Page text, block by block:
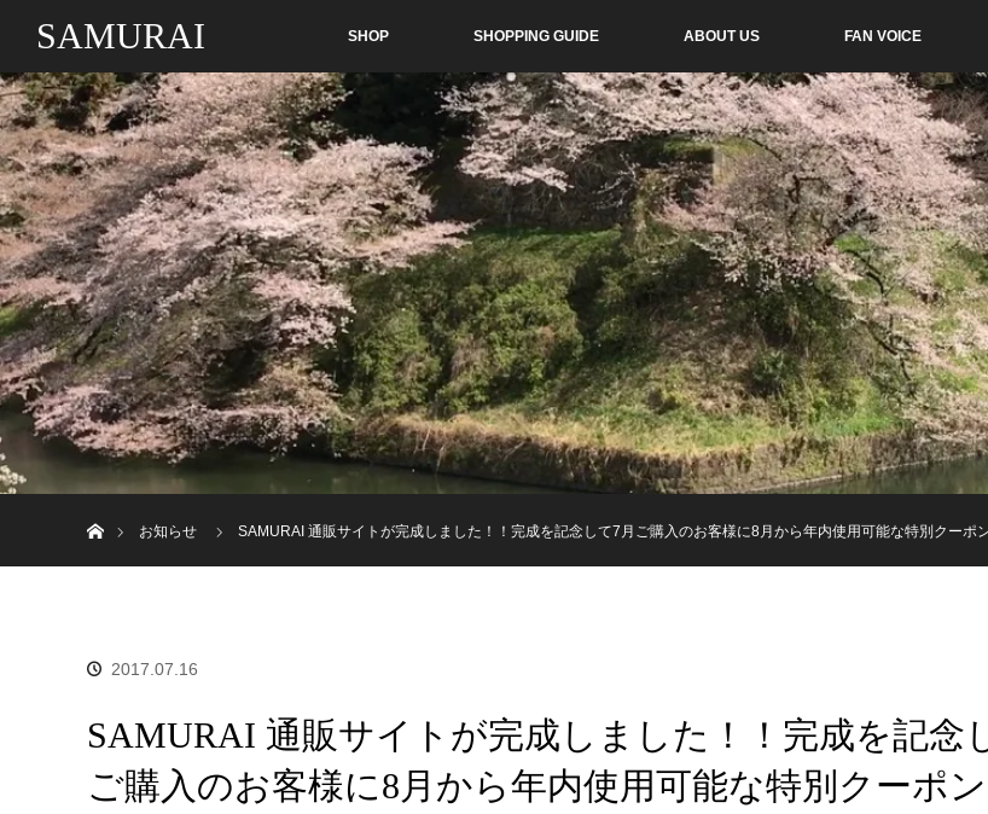
SAMURAI SHOP SHOPPING GUIDE ABOUT US FAN VOICE
お知らせ
SAMURAI 通販サイトが完成しました！！完成を記念して7月ご購入のお客様に8月から年内使用可能な特別クーポ
2017.07.16
SAMURAI 通販サイトが完成しました！！完成を記念
ご購入のお客様に8月から年内使用可能な特別クーポ